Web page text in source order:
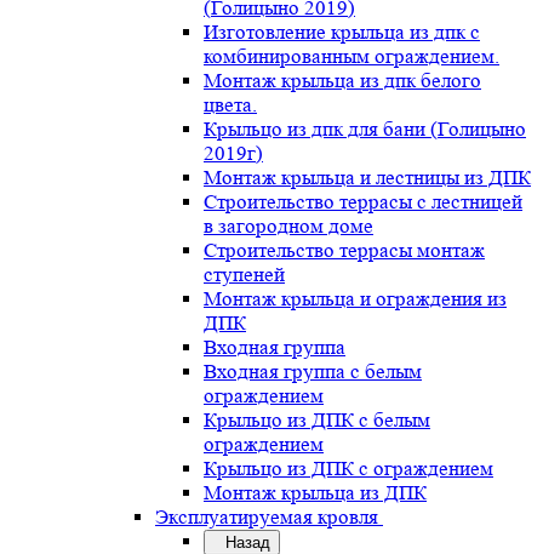
(Голицыно 2019)
Изготовление крыльца из дпк с
комбинированным ограждением.
Монтаж крыльца из дпк белого
цвета.
Крыльцо из дпк для бани (Голицыно
2019г)
Монтаж крыльца и лестницы из ДПК
Строительство террасы с лестницей
в загородном доме
Строительство террасы монтаж
ступеней
Монтаж крыльца и ограждения из
ДПК
Входная группа
Входная группа с белым
ограждением
Крыльцо из ДПК с белым
ограждением
Крыльцо из ДПК с ограждением
Монтаж крыльца из ДПК
Эксплуатируемая кровля
Назад